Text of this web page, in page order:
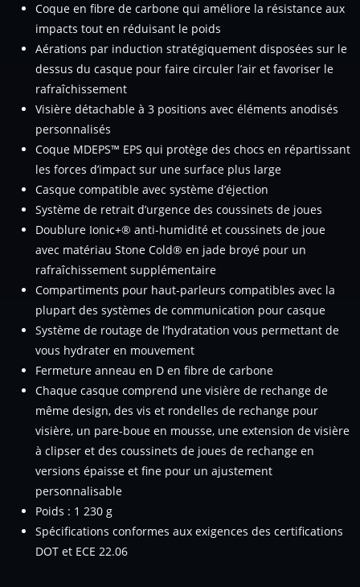
Coque en fibre de carbone qui améliore la résistance aux
impacts tout en réduisant le poids
Aérations par induction stratégiquement disposées sur le
dessus du casque pour faire circuler l’air et favoriser le
rafraîchissement
Visière détachable à 3 positions avec éléments anodisés
personnalisés
Coque MDEPS™ EPS qui protège des chocs en répartissant
les forces d’impact sur une surface plus large
Casque compatible avec système d’éjection
Système de retrait d’urgence des coussinets de joues
Doublure Ionic+® anti-humidité et coussinets de joue
avec matériau Stone Cold® en jade broyé pour un
rafraîchissement supplémentaire
Compartiments pour haut-parleurs compatibles avec la
plupart des systèmes de communication pour casque
Système de routage de l’hydratation vous permettant de
vous hydrater en mouvement
Fermeture anneau en D en fibre de carbone
Chaque casque comprend une visière de rechange de
même design, des vis et rondelles de rechange pour
visière, un pare-boue en mousse, une extension de visière
à clipser et des coussinets de joues de rechange en
versions épaisse et fine pour un ajustement
personnalisable
Poids : 1 230 g
Spécifications conformes aux exigences des certifications
DOT et ECE 22.06